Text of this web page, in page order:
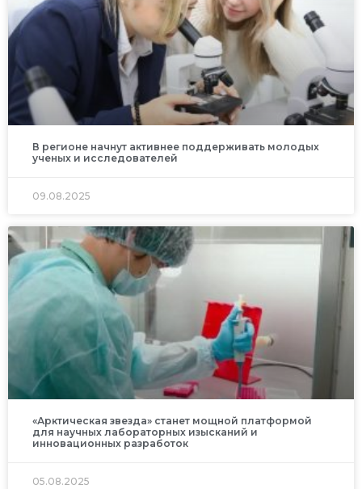
В регионе начнут активнее поддерживать молодых
ученых и исследователей
09.08.2025
«Арктическая звезда» станет мощной платформой
для научных лабораторных изысканий и
инновационных разработок
05.08.2025